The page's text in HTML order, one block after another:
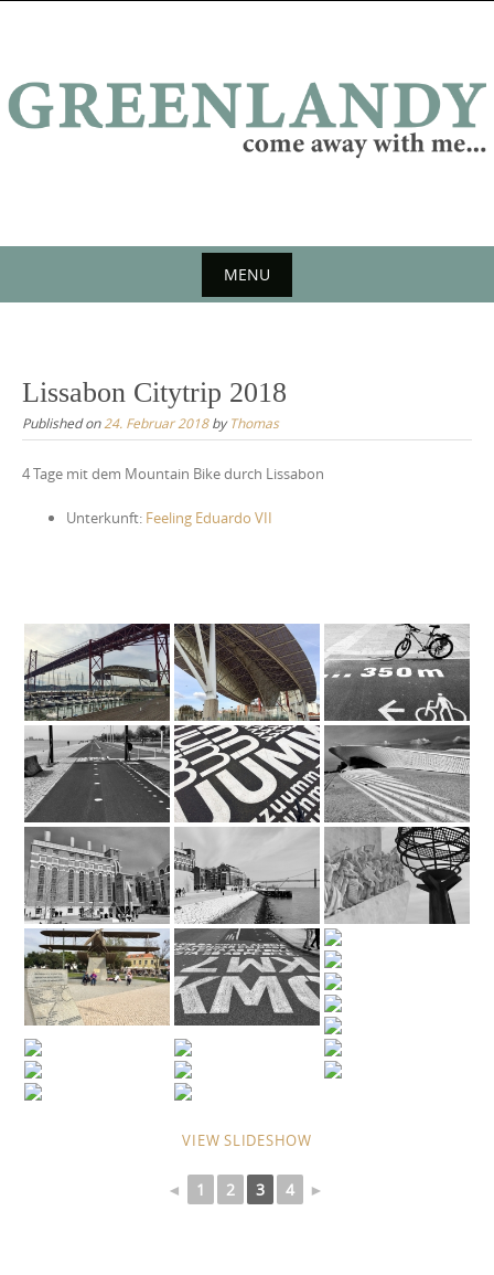
MENU
content
Lissabon Citytrip 2018
Published on24. Februar 2018byThomas
4 Tage mit dem Mountain Bike durch Lissabon
Unterkunft: Feeling Eduardo VII
VIEW SLIDESHOW
◄ 1 2 3 4 ►